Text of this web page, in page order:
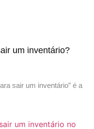
um inventário?
sair um inventário” é a